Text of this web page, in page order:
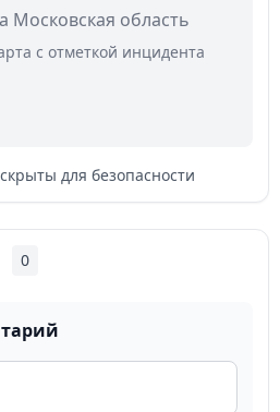
Московская область
с отметкой инцидента
для безопасности
0